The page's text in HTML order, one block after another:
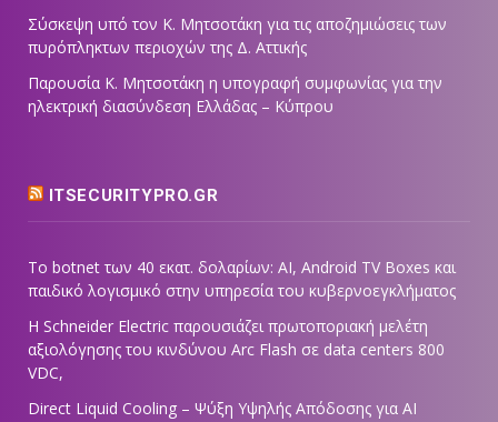
Σύσκεψη υπό τον Κ. Μητσοτάκη για τις αποζημιώσεις των
πυρόπληκτων περιοχών της Δ. Αττικής
Παρουσία Κ. Μητσοτάκη η υπογραφή συμφωνίας για την
ηλεκτρική διασύνδεση Ελλάδας – Κύπρου
ITSECURITYPRO.GR
Το botnet των 40 εκατ. δολαρίων: AI, Android TV Boxes και
παιδικό λογισμικό στην υπηρεσία του κυβερνοεγκλήματος
Η Schneider Electric παρουσιάζει πρωτοποριακή μελέτη
αξιολόγησης του κινδύνου Arc Flash σε data centers 800
VDC,
Direct Liquid Cooling – Ψύξη Υψηλής Απόδοσης για AI